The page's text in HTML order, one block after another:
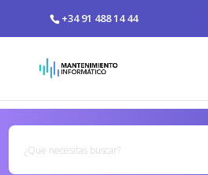
+34 91 488 14 44